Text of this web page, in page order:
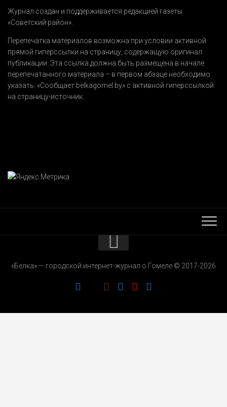
Журнал создан и поддерживается редакцией газеты
«Советский район».
Перепечатка материалов возможна при условии активной
прямой гиперссылки на страницу, содержащую оригинал
публикации. Эта ссылка должна быть размещена в начале
перепечатанного материала – в первом абзаце необходимо
указать: «Сообщает belkagomel.by» с активной гиперссылкой
на страницу-источник.
РЕКЛАМОДАТЕЛЯМ
«Белка» — городской интернет-журнал о Гомеле © 2017-2026